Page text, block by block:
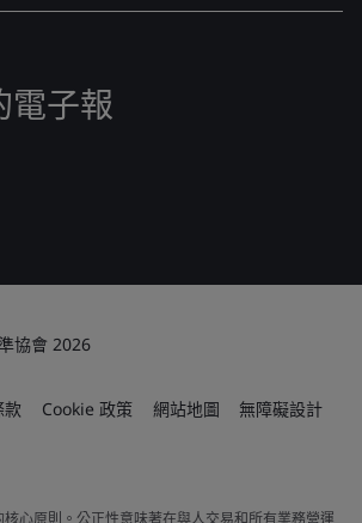
電子報
協會 2026
款 Cookie 政策 網站地圖 無障礙設計
核心原則。公正性意味著在與人交易和所有業務營運